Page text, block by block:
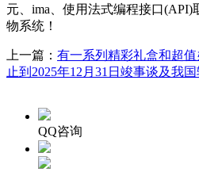
元、ima、使用法式编程接口
物系统！
上一篇： 有一系列精彩礼盒和超
止到2025年12月31日竣事谈及我
QQ咨询